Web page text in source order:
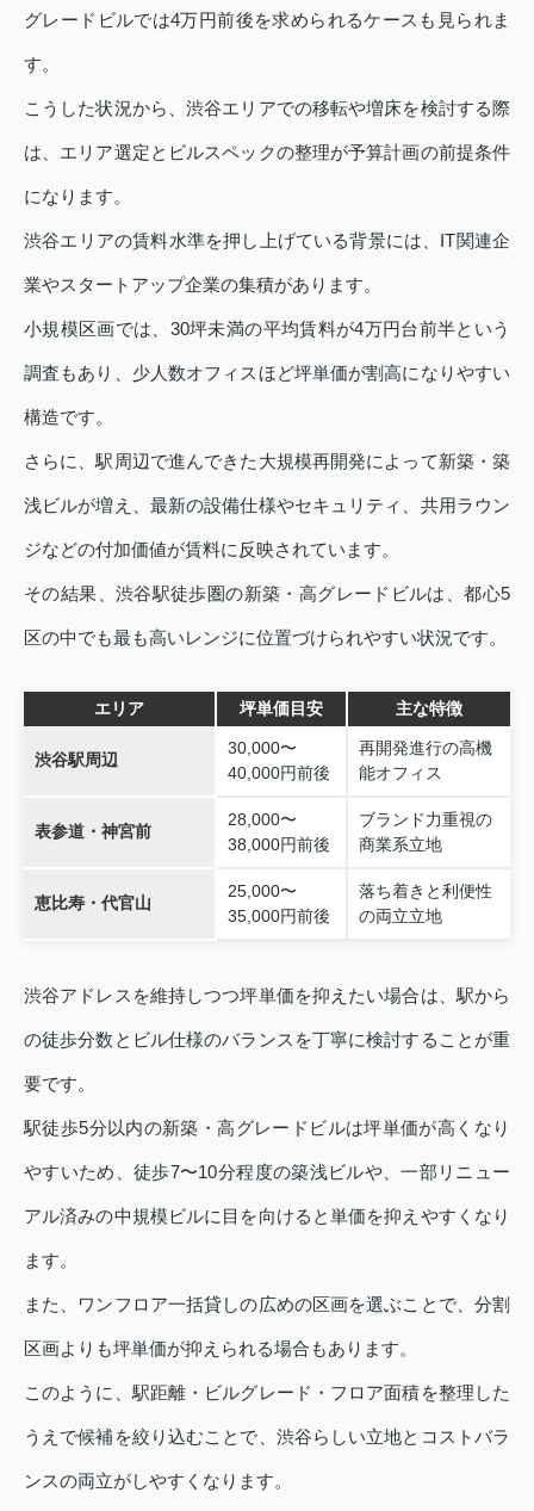
グレードビルでは4万円前後を求められるケースも見られま
す。
こうした状況から、渋谷エリアでの移転や増床を検討する際
は、エリア選定とビルスペックの整理が予算計画の前提条件
になります。
渋谷エリアの賃料水準を押し上げている背景には、IT関連企
業やスタートアップ企業の集積があります。
小規模区画では、30坪未満の平均賃料が4万円台前半という
調査もあり、少人数オフィスほど坪単価が割高になりやすい
構造です。
さらに、駅周辺で進んできた大規模再開発によって新築・築
浅ビルが増え、最新の設備仕様やセキュリティ、共用ラウン
ジなどの付加価値が賃料に反映されています。
その結果、渋谷駅徒歩圏の新築・高グレードビルは、都心5
区の中でも最も高いレンジに位置づけられやすい状況です。
エリア 坪単価目安 主な特徴
渋谷駅周辺
30,000〜
40,000円前後
再開発進行の高機
能オフィス
表参道・神宮前
28,000〜
38,000円前後
ブランド力重視の
商業系立地
恵比寿・代官山
25,000〜
35,000円前後
落ち着きと利便性
の両立立地
渋谷アドレスを維持しつつ坪単価を抑えたい場合は、駅から
の徒歩分数とビル仕様のバランスを丁寧に検討することが重
要です。
駅徒歩5分以内の新築・高グレードビルは坪単価が高くなり
やすいため、徒歩7〜10分程度の築浅ビルや、一部リニュー
アル済みの中規模ビルに目を向けると単価を抑えやすくなり
ます。
また、ワンフロア一括貸しの広めの区画を選ぶことで、分割
区画よりも坪単価が抑えられる場合もあります。
このように、駅距離・ビルグレード・フロア面積を整理した
うえで候補を絞り込むことで、渋谷らしい立地とコストバラ
ンスの両立がしやすくなります。